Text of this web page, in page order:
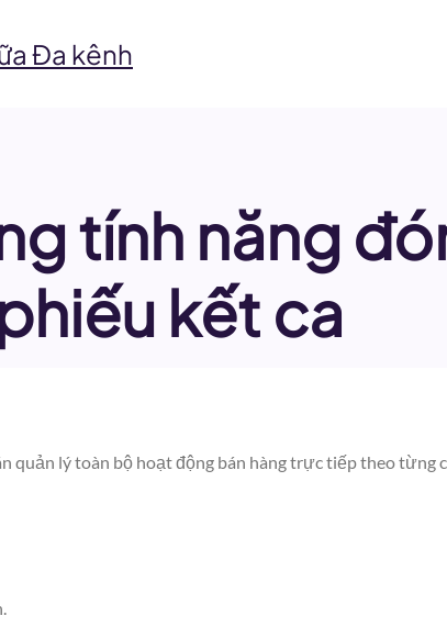
Đa kênh
tính năng
kết ca
quản lý toàn bộ hoạt động bán hàng trực tiếp theo